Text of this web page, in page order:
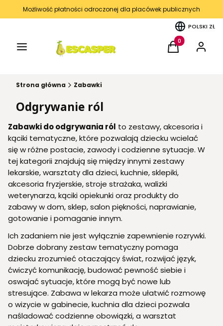
Możliwość płatności odroczonej dla placówek publicznych
POLSKI ZŁ
Menu Produkty w
Koszyk Zaloguj
Strona główna Zabawki
Odgrywanie ról
Zabawki do odgrywania ról to zestawy, akcesoria i
kąciki tematyczne, które pozwalają dziecku wcielać
się w różne postacie, zawody i codzienne sytuacje. W
tej kategorii znajdują się między innymi zestawy
lekarskie, warsztaty dla dzieci, kuchnie, sklepiki,
akcesoria fryzjerskie, stroje strażaka, walizki
weterynarza, kąciki opiekunki oraz produkty do
zabawy w dom, sklep, salon piękności, naprawianie,
gotowanie i pomaganie innym.
Ich zadaniem nie jest wyłącznie zapewnienie rozrywki.
Dobrze dobrany zestaw tematyczny pomaga
dziecku zrozumieć otaczający świat, rozwijać język,
ćwiczyć komunikację, budować pewność siebie i
oswajać sytuacje, które mogą być nowe lub
stresujące. Zabawa w lekarza może ułatwić rozmowę
o wizycie w gabinecie, kuchnia dla dzieci pozwala
naśladować codzienne obowiązki, a warsztat